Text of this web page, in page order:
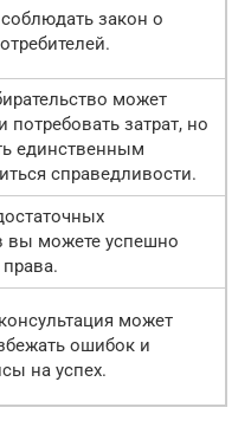
закон о
может
потребовать затрат, но
единственным
справедливости.
вы можете успешно
может
ошибок и
на успех.